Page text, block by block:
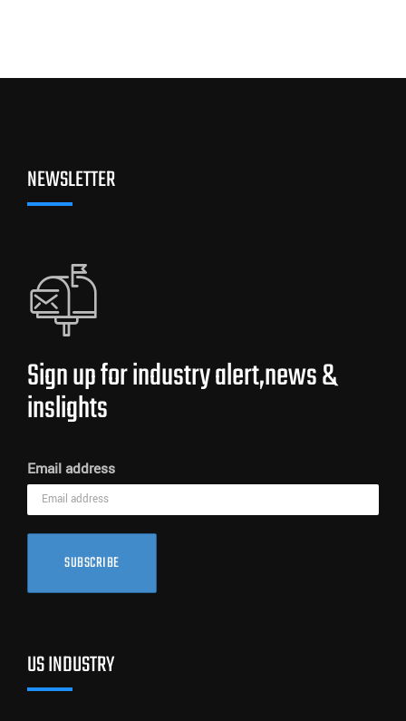
NEWSLETTER
Sign up for industry alert,news &
inslights
Email address
SUBSCRIBE
US INDUSTRY